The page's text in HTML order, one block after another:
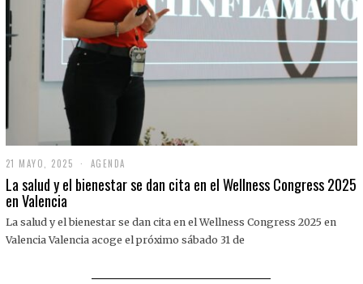
21 MAYO, 2025
1
M
O
,
AGENDA
La salud y el bienestar se dan cita en el Wellness Congress 2025
en Valencia
La salud y el bienestar se dan cita en el Wellness Congress 2025 en
Valencia Valencia acoge el próximo sábado 31 de